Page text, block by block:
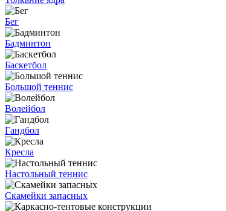
Бег
Бадминтон
Баскетбол
Большой теннис
Волейбол
Гандбол
Кресла
Настольный теннис
Скамейки запасных